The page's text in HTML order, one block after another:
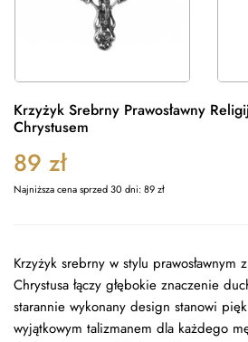
Krzyżyk Srebrny Prawosławny
Chrystusem
89 zł
Najniższa cena sprzed 30 dni:89zł
Krzyżyk srebrny w stylu prawosławnym
Chrystusa łączy głębokie znaczenie
starannie wykonany design stanowi
wyjątkowym talizmanem dla każdego